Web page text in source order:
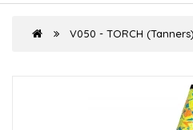
V050 - TORCH (Tanners)